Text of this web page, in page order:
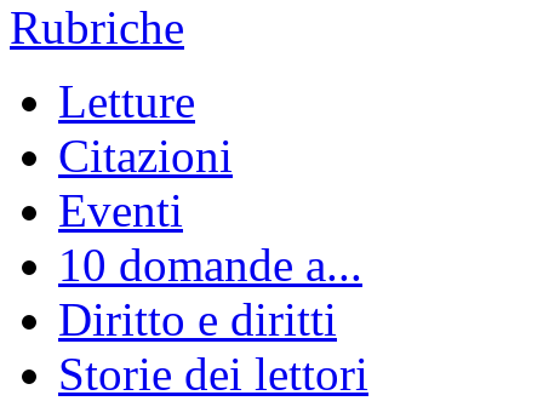
Rubriche
Letture
Citazioni
Eventi
10 domande a...
Diritto e diritti
Storie dei lettori